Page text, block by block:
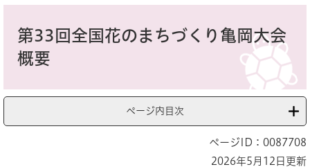
第33回全国花のまちづくり亀岡大会
概要
ページ内目次
ページID：0087708
2026年5月12日更新